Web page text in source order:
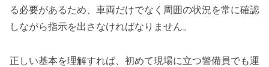
る必要があるため、車両だけでなく周囲の状況を常に確認
しながら指示を出さなければなりません。
正しい基本を理解すれば、初めて現場に立つ警備員でも運